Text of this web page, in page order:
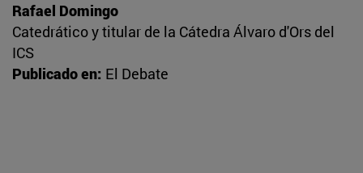
Rafael Domingo
Catedrático y titular de la Cátedra Álvaro d'Ors del
ICS
Publicado en: El Debate